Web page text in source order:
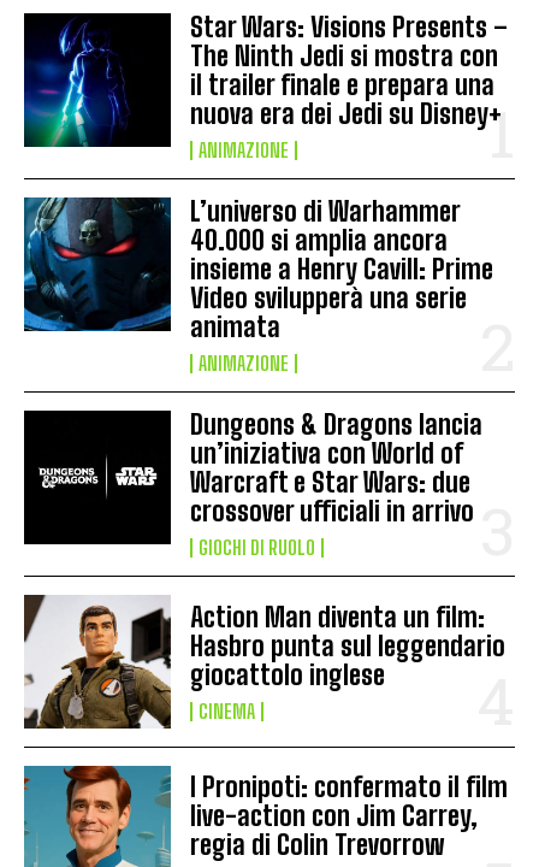
Star Wars: Visions Presents –
The Ninth Jedi si mostra con
il trailer finale e prepara una
nuova era dei Jedi su Disney+
ANIMAZIONE
L’universo di Warhammer
40.000 si amplia ancora
insieme a Henry Cavill: Prime
Video svilupperà una serie
animata
ANIMAZIONE
Dungeons & Dragons lancia
un’iniziativa con World of
Warcraft e Star Wars: due
crossover ufficiali in arrivo
GIOCHI DI RUOLO
Action Man diventa un film:
Hasbro punta sul leggendario
giocattolo inglese
CINEMA
I Pronipoti: confermato il film
live-action con Jim Carrey,
regia di Colin Trevorrow